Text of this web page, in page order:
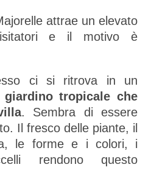
attrae un elevato
e il motivo è
ci si ritrova in un
giardino tropicale che
. Sembra di essere
Il fresco delle piante, il
le forme e i colori, i
rendono questo